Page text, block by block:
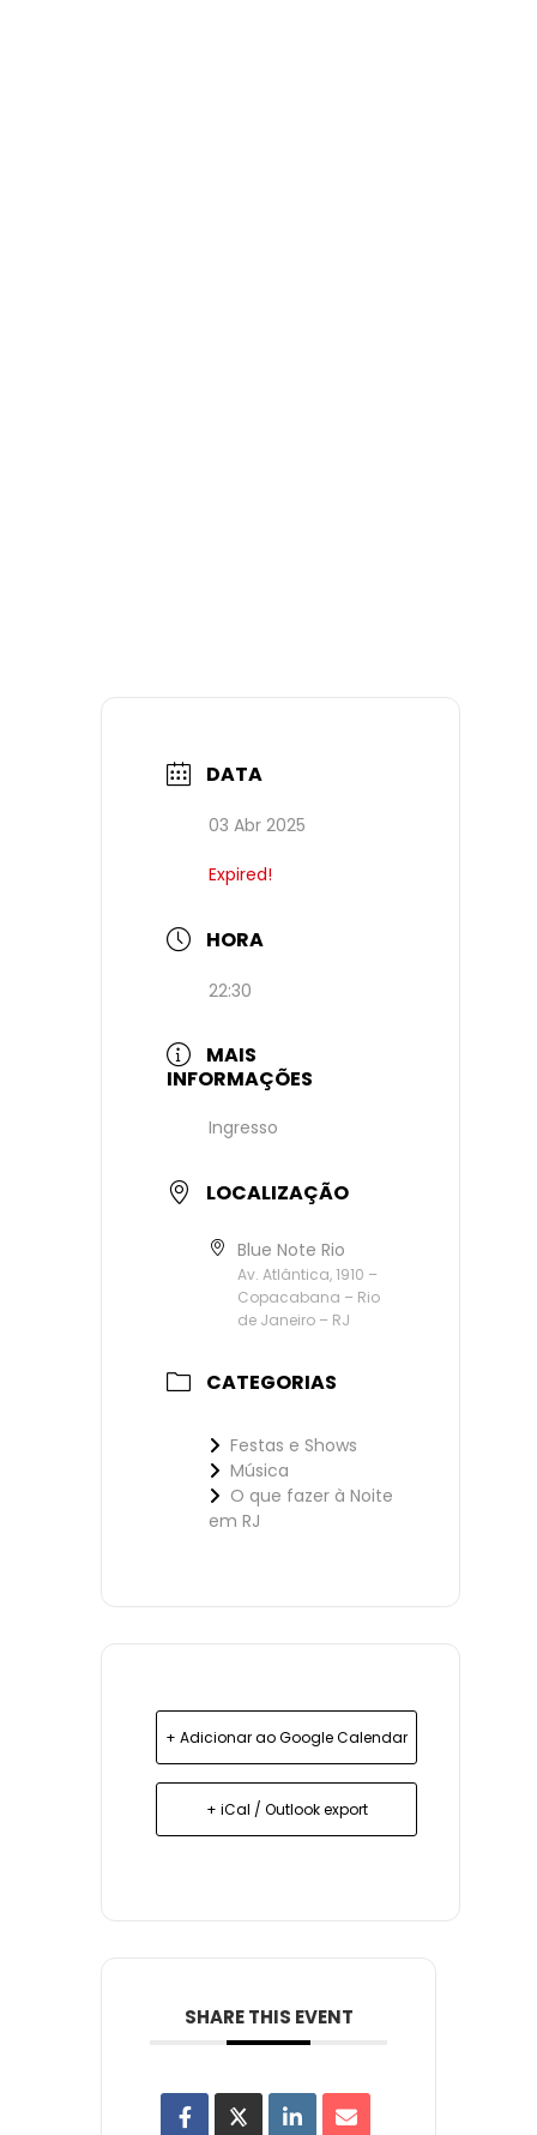
DATA
03 Abr 2025
Expired!
HORA
22:30
MAIS
INFORMAÇÕES
Ingresso
LOCALIZAÇÃO
Blue Note Rio
Av. Atlântica, 1910 –
Copacabana – Rio
de Janeiro – RJ
CATEGORIAS
Festas e Shows
Música
O que fazer à Noite
em RJ
+ Adicionar ao Google Calendar
+ iCal / Outlook export
SHARE THIS EVENT